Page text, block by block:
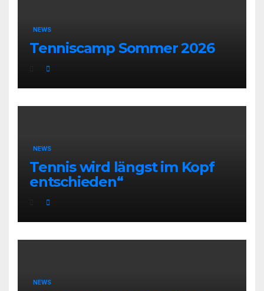
NEWS
Tenniscamp Sommer 2026
NEWS
Tennis wird längst im Kopf
entschieden“
NEWS